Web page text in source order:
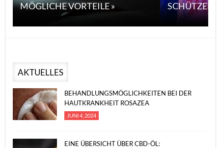
MÖGLICHE VORTEILE »
SCHÜTZEN
AKTUELLES
BEHANDLUNGSMÖGLICHKEITEN BEI DER
HAUTKRANKHEIT ROSAZEA
JUNI 4, 2024
EINE ÜBERSICHT ÜBER CBD-ÖL: